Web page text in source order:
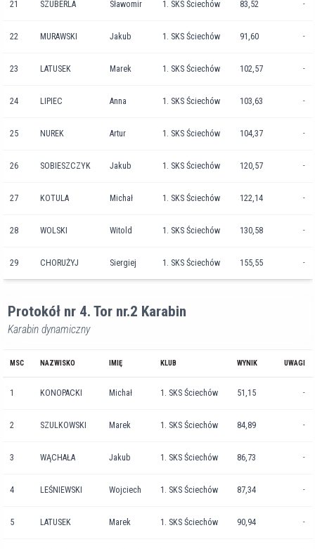
21 SZUBERLA Sławomir 1. SKS Ściechów 83,52 -
22 MURAWSKI Jakub 1. SKS Ściechów 91,60 -
23 LATUSEK Marek 1. SKS Ściechów 102,57 -
24 LIPIEC Anna 1. SKS Ściechów 103,63 -
25 NUREK Artur 1. SKS Ściechów 104,37 -
26 SOBIESZCZYK Jakub 1. SKS Ściechów 120,57 -
27 KOTULA Michał 1. SKS Ściechów 122,14 -
28 WOLSKI Witold 1. SKS Ściechów 130,58 -
29 CHORUŻYJ Siergiej 1. SKS Ściechów 155,55 -
Protokół nr 4. Tor nr.2 Karabin
Karabin dynamiczny
MSC NAZWISKO IMIĘ KLUB WYNIK UWAGI
1 KONOPACKI Michał 1. SKS Ściechów 51,15 -
2 SZULKOWSKI Marek 1. SKS Ściechów 84,89 -
3 WĄCHAŁA Jakub 1. SKS Ściechów 86,73 -
4 LEŚNIEWSKI Wojciech 1. SKS Ściechów 87,34 -
5 LATUSEK Marek 1. SKS Ściechów 90,94 -